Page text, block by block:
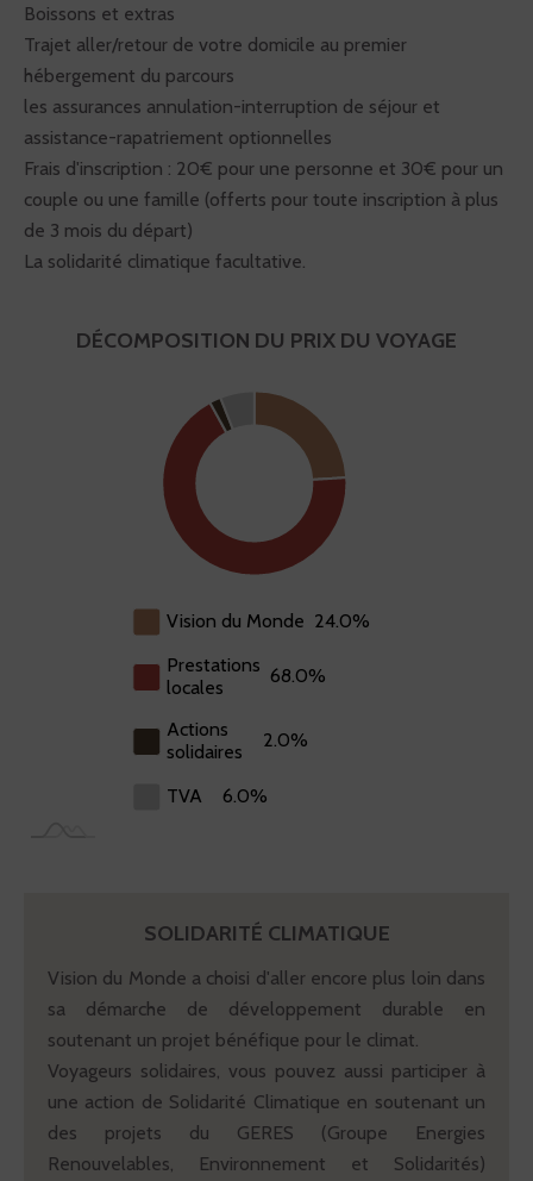
Boissons et extras
Trajet aller/retour de votre domicile au premier
hébergement du parcours
les assurances annulation-interruption de séjour et
assistance-rapatriement optionnelles
Frais d'inscription : 20€ pour une personne et 30€ pour un
couple ou une famille (offerts pour toute inscription à plus
de 3 mois du départ)
La solidarité climatique facultative.
DÉCOMPOSITION DU PRIX DU VOYAGE
Vision du Monde : 24.0%
Prestations
locales: 68.0%
Actions
solidaires: 2.0%
TVA: 6.0%
Vision du Monde 24.0%
Prestations
locales
68.0%
Actions
solidaires
2.0%
TVA 6.0%
SOLIDARITÉ CLIMATIQUE
Vision du Monde a choisi d'aller encore plus loin dans
sa démarche de développement durable en
soutenant un projet bénéfique pour le climat.
Voyageurs solidaires, vous pouvez aussi participer à
une action de Solidarité Climatique en soutenant un
des projets du GERES (Groupe Energies
Renouvelables, Environnement et Solidarités)